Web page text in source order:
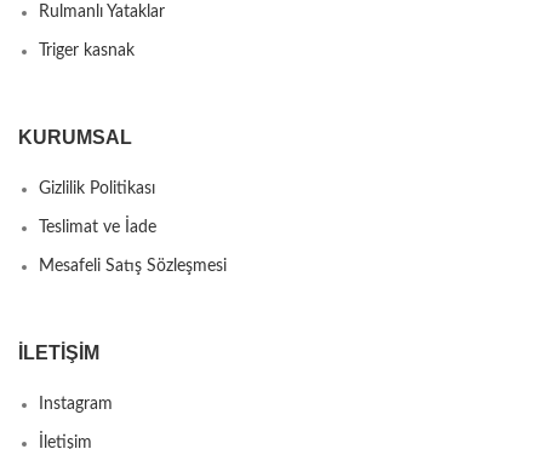
Rulmanlı Yataklar
Triger kasnak
KURUMSAL
Gizlilik Politikası
Teslimat ve İade
Mesafeli Satış Sözleşmesi
İLETIŞIM
Instagram
İletişim